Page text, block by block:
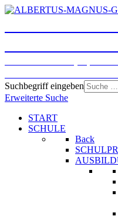
Suchbegriff eingeben
Erweiterte Suche
START
SCHULE
Back